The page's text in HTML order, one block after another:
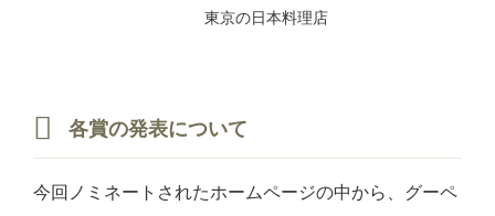
東京の日本料理店
各賞の発表について
今回ノミネートされたホームページの中から、グーペ